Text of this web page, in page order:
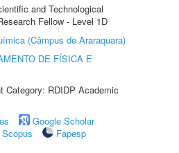
and Technological
Fellow - Level 1D
(Câmpus de Araraquara)
DE FÍSICA E
Category: RDIDP Academic
Google Scholar
Scopus
Fapesp